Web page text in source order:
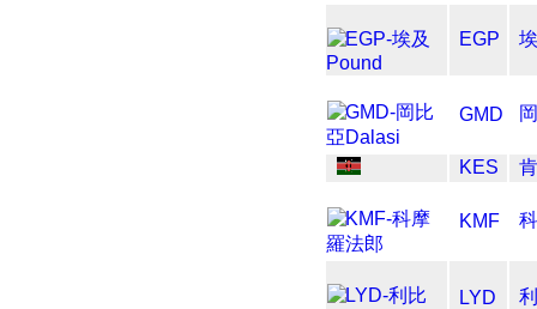
EGP
GMD
KES
KMF
LYD